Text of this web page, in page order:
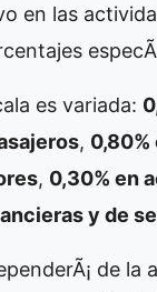
en las
es variada:
,
, 0,30% en
y de
de la